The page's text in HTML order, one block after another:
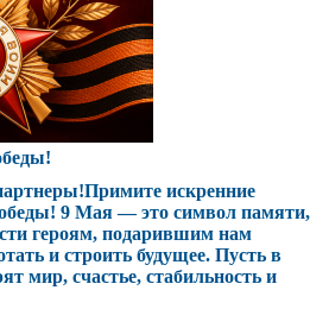
искренние
9 Мая — это символ памяти,
героям, подарившим нам
и строить будущее. Пусть в
мир, счастье, стабильность и